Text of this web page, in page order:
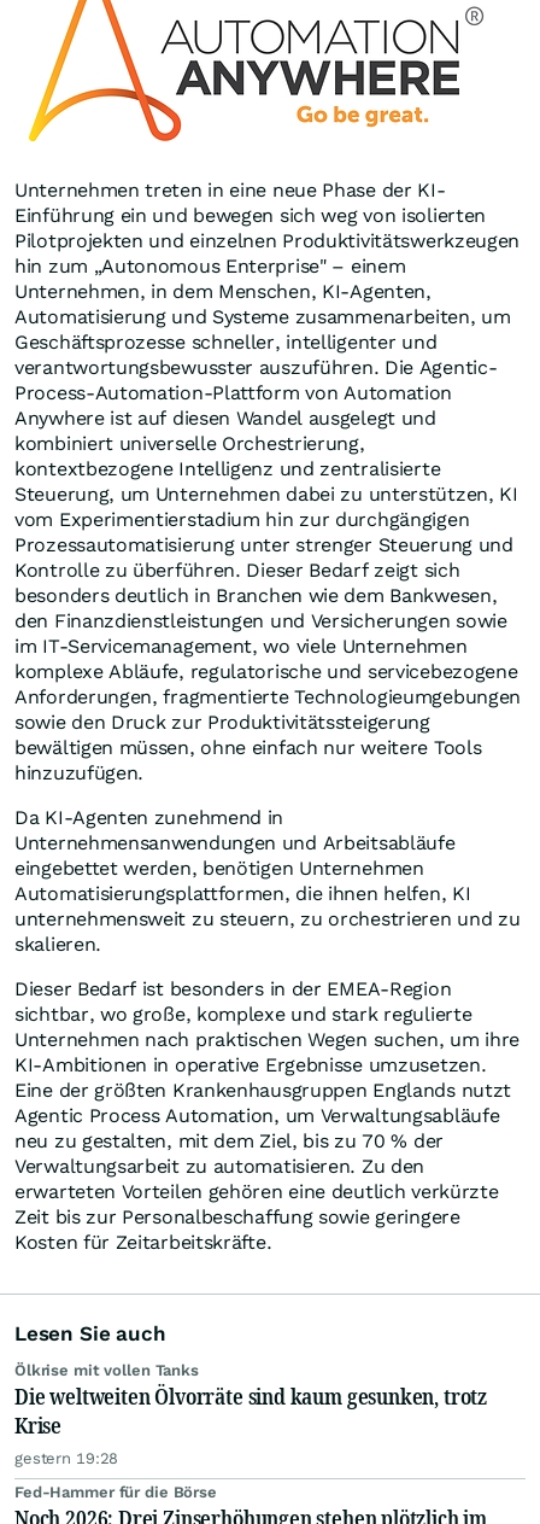
Unternehmen treten in eine neue Phase der KI-
Einführung ein und bewegen sich weg von isolierten
Pilotprojekten und einzelnen Produktivitätswerkzeugen
hin zum „Autonomous Enterprise" – einem
Unternehmen, in dem Menschen, KI-Agenten,
Automatisierung und Systeme zusammenarbeiten, um
Geschäftsprozesse schneller, intelligenter und
verantwortungsbewusster auszuführen. Die Agentic-
Process-Automation-Plattform von Automation
Anywhere ist auf diesen Wandel ausgelegt und
kombiniert universelle Orchestrierung,
kontextbezogene Intelligenz und zentralisierte
Steuerung, um Unternehmen dabei zu unterstützen, KI
vom Experimentierstadium hin zur durchgängigen
Prozessautomatisierung unter strenger Steuerung und
Kontrolle zu überführen. Dieser Bedarf zeigt sich
besonders deutlich in Branchen wie dem Bankwesen,
den Finanzdienstleistungen und Versicherungen sowie
im IT-Servicemanagement, wo viele Unternehmen
komplexe Abläufe, regulatorische und servicebezogene
Anforderungen, fragmentierte Technologieumgebungen
sowie den Druck zur Produktivitätssteigerung
bewältigen müssen, ohne einfach nur weitere Tools
hinzuzufügen.
Da KI-Agenten zunehmend in
Unternehmensanwendungen und Arbeitsabläufe
eingebettet werden, benötigen Unternehmen
Automatisierungsplattformen, die ihnen helfen, KI
unternehmensweit zu steuern, zu orchestrieren und zu
skalieren.
Dieser Bedarf ist besonders in der EMEA-Region
sichtbar, wo große, komplexe und stark regulierte
Unternehmen nach praktischen Wegen suchen, um ihre
KI-Ambitionen in operative Ergebnisse umzusetzen.
Eine der größten Krankenhausgruppen Englands nutzt
Agentic Process Automation, um Verwaltungsabläufe
neu zu gestalten, mit dem Ziel, bis zu 70 % der
Verwaltungsarbeit zu automatisieren. Zu den
erwarteten Vorteilen gehören eine deutlich verkürzte
Zeit bis zur Personalbeschaffung sowie geringere
Kosten für Zeitarbeitskräfte.
Lesen Sie auch
Ölkrise mit vollen Tanks
Die weltweiten Ölvorräte sind kaum gesunken, trotz
Krise
gestern 19:28
Fed-Hammer für die Börse